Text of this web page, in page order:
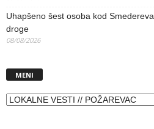
Uhapšeno šest osoba kod
droge
08/08/2026
MENI
MENI